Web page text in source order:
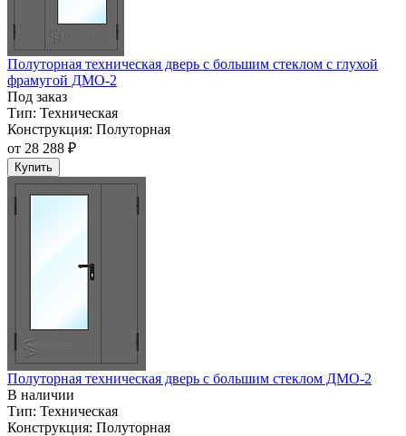
Полуторная техническая дверь с большим стеклом с глухой
фрамугой ДМО-2
Под заказ
Тип: Техническая
Конструкция: Полуторная
от 28 288 ₽
Купить
Полуторная техническая дверь с большим стеклом ДМО-2
В наличии
Тип: Техническая
Конструкция: Полуторная